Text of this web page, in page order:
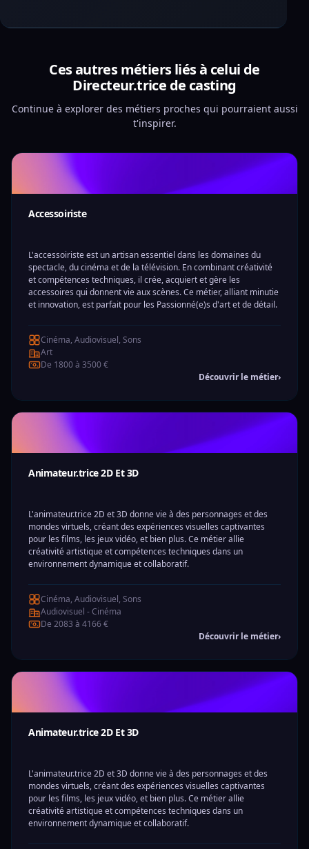
Ces autres métiers liés à celui de
Directeur.trice de casting
Continue à explorer des métiers proches qui pourraient aussi
t'inspirer.
Accessoiriste
L'accessoiriste est un artisan essentiel dans les domaines du
spectacle, du cinéma et de la télévision. En combinant créativité
et compétences techniques, il crée, acquiert et gère les
accessoires qui donnent vie aux scènes. Ce métier, alliant minutie
et innovation, est parfait pour les Passionné(e)s d'art et de détail.
Cinéma, Audiovisuel, Sons
Art
De 1800 à 3500 €
Découvrir le métier›
Animateur.trice 2D Et 3D
L'animateur.trice 2D et 3D donne vie à des personnages et des
mondes virtuels, créant des expériences visuelles captivantes
pour les films, les jeux vidéo, et bien plus. Ce métier allie
créativité artistique et compétences techniques dans un
environnement dynamique et collaboratif.
Cinéma, Audiovisuel, Sons
Audiovisuel - Cinéma
De 2083 à 4166 €
Découvrir le métier›
Animateur.trice 2D Et 3D
L'animateur.trice 2D et 3D donne vie à des personnages et des
mondes virtuels, créant des expériences visuelles captivantes
pour les films, les jeux vidéo, et bien plus. Ce métier allie
créativité artistique et compétences techniques dans un
environnement dynamique et collaboratif.